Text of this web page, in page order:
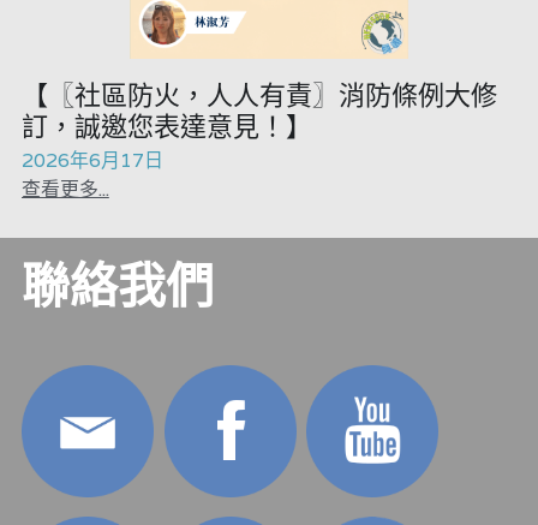
【〖社區防火，人人有責〗消防條例大修
訂，誠邀您表達意見！】
2026年6月17日
查看更多...
聯絡我們
美西媒體謊言實錄
伊美戰爭
宏福苑聽證會
羅浚軒專欄
陳子遷律師專欄
溫志倫專欄